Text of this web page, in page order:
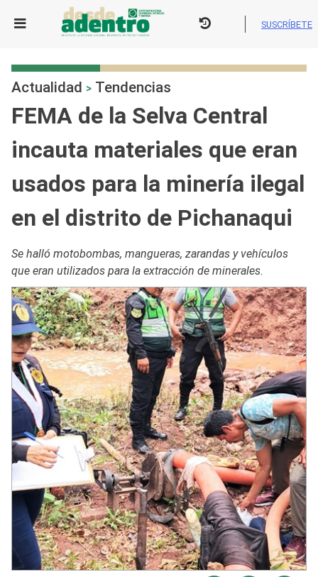
SUSCRÍBETE
Actualidad > Tendencias
FEMA de la Selva Central
incauta materiales que eran
usados para la minería ilegal
en el distrito de Pichanaqui
Se halló motobombas, mangueras, zarandas y vehículos
que eran utilizados para la extracción de minerales.